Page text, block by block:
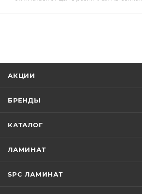
АКЦИИ
БРЕНДЫ
КАТАЛОГ
ЛАМИНАТ
SPC ЛАМИНАТ